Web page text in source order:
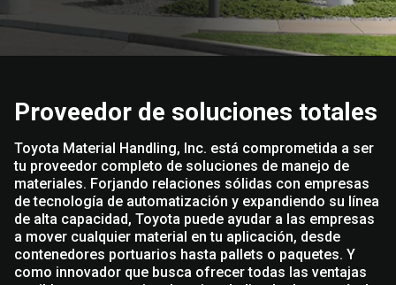
Proveedor de soluciones totales
Toyota Material Handling, Inc. está comprometida a ser
tu proveedor completo de soluciones de manejo de
materiales. Forjando relaciones sólidas con empresas
de tecnología de automatización y expandiendo su línea
de alta capacidad, Toyota puede ayudar a las empresas
a mover cualquier material en tu aplicación, desde
contenedores portuarios hasta pallets o paquetes. Y
como innovador que busca ofrecer todas las ventajas